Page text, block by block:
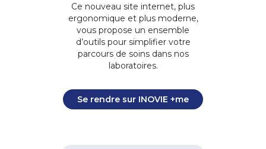
Ce nouveau site internet, plus
ergonomique et plus moderne,
vous propose un ensemble
d’outils pour simplifier votre
parcours de soins dans nos
laboratoires.
Se rendre sur INOVIE +me